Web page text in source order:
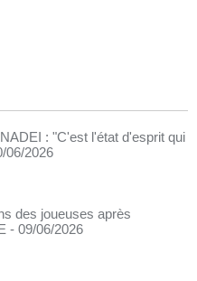
: "C'est l'état d'esprit qui
06/2026
des joueuses après
- 09/06/2026